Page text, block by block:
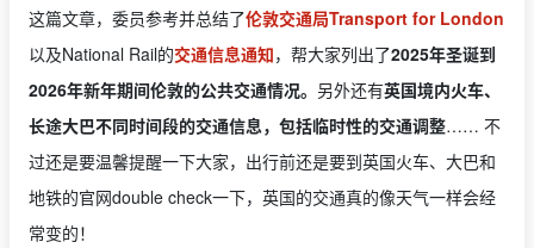
这篇文章，委员参考并总结了伦敦交通局Transport for London
以及National Rail的交通信息通知，帮大家列出了2025年圣诞到
2026年新年期间伦敦的公共交通情况。 另外还有英国境内火车、
长途大巴不同时间段的交通信息，包括临时性的交通调整…… 不
过还是要温馨提醒一下大家，出行前还是要到英国火车、大巴和
地铁的官网double check一下，英国的交通真的像天气一样会经
常变的！